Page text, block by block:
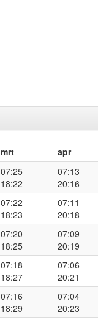
mrt apr
07:25
18:22
07:13
20:16
07:22
18:23
07:11
20:18
07:20
18:25
07:09
20:19
07:18
18:27
07:06
20:21
07:16
18:29
07:04
20:23